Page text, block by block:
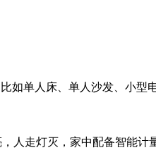
如单人床、单人沙发、小型
人走灯灭，家中配备智能计